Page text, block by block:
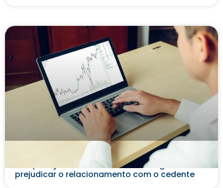
Além da cobrança: estratégias para
recuperação de crédito no Factoring sem
prejudicar o relacionamento com o cedente